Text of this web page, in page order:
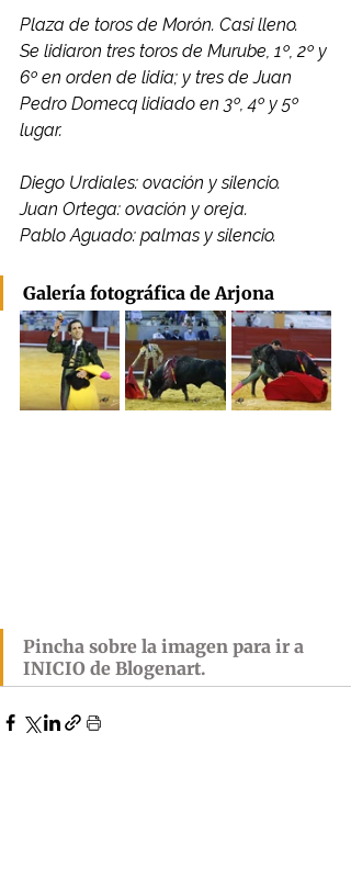
Plaza de toros de Morón. Casi lleno.
Se lidiaron tres toros de Murube, 1º, 2º y
6º en orden de lidia; y tres de Juan
Pedro Domecq lidiado en 3º, 4º y 5º
lugar.
Diego Urdiales: ovación y silencio.
Juan Ortega: ovación y oreja.
Pablo Aguado: palmas y silencio.
Galería fotográfica de Arjona
Pincha sobre la imagen para ir a
INICIO de Blogenart.